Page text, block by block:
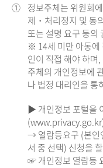
① 정보주체는 위원회
제・처리정지 및 동
또는 설명 요구 등의
※ 14세 미만 아동에
인이 직접 해야 하며
주체의 개인정보에
나 법정 대리인을 통
▶ 개인정보 포털을
→ 열람등요구 (본인
서 중 선택) 신청을
☞ 개인정보 열람등